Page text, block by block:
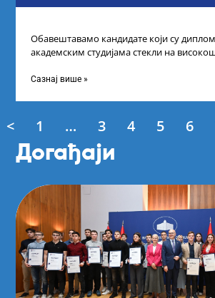
Обавештавамо кандидате који су
академским студијама стекли на
Сазнај више »
< 1 … 3 4 5 6
Догађаји